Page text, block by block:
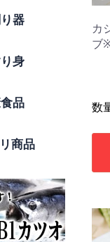
器
身
品
商品
カ
ブ
数